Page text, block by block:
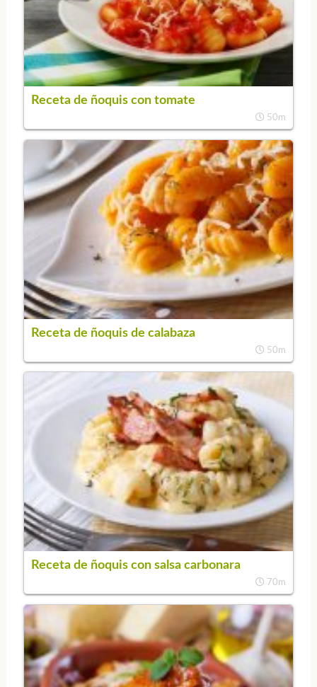
Receta de ñoquis con tomate
50m
Receta de ñoquis de calabaza
50m
Receta de ñoquis con salsa carbonara
70m